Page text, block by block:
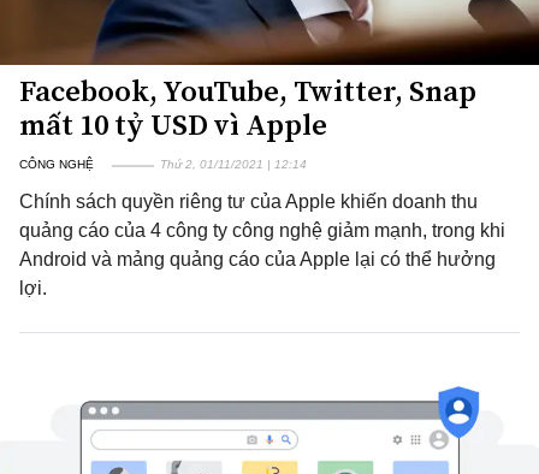
Facebook, YouTube, Twitter, Snap
mất 10 tỷ USD vì Apple
CÔNG NGHỆ Thứ 2, 01/11/2021 | 12:14
Chính sách quyền riêng tư của Apple khiến doanh thu
quảng cáo của 4 công ty công nghệ giảm mạnh, trong khi
Android và mảng quảng cáo của Apple lại có thể hưởng
lợi.